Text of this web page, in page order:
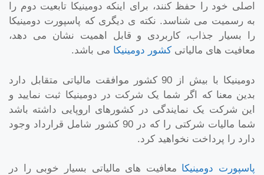
اصلی خود را حفظ کنند، برای اینکه دومینیکا تابعیت دوم را
به رسمیت می شناسد. نکته ی دیگری که پاسپورت دومینیکا
را بسیار جذاب، کاربردی و قابل اهمیت نشان می دهد،
معافیت های مالیاتی کشور دومینیکا می باشد.
دومینیکا با بیش از 90 کشور موافقت مالیاتی متقابل دارد
بدین معنا که اگر شما یک شرکت در دومینیکا ثبت نمایید و
این شرکت یک نمایندگی در کشورهای اروپایی داشته باشد
شما مالیات شرکتی را که در 90 کشور شامل قرارداد وجود
دارد را پرداخت نخواهید کرد.
پاسپورت دومینیکا معافیت های مالیاتی بسیار خوبی را در